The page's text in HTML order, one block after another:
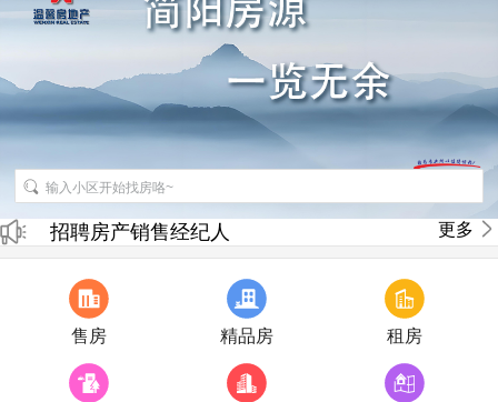
招聘房产销售经纪人
房产直播
更多
售房 精品房 租房